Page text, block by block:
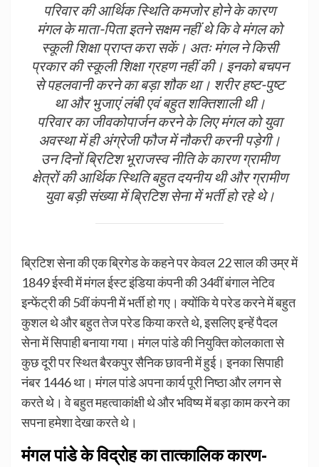
परिवार की आर्थिक स्थिति कमजोर होने के कारण
मंगल के माता-पिता इतने सक्षम नहीं थे कि वे मंगल को
स्कूली शिक्षा प्राप्त करा सकें। अतः मंगल ने किसी
प्रकार की स्कूली शिक्षा ग्रहण नहीं की। इनको बचपन
से पहलवानी करने का बड़ा शौक था। शरीर हष्ट-पुष्ट
था और भुजाएं लंबी एवं बहुत शक्तिशाली थी।
परिवार का जीवकोपार्जन करने के लिए मंगल को युवा
अवस्था में ही अंग्रेजी फौज में नौकरी करनी पड़ेगी।
उन दिनों ब्रिटिश भूराजस्व नीति के कारण ग्रामीण
क्षेत्रों की आर्थिक स्थिति बहुत दयनीय थी और ग्रामीण
युवा बड़ी संख्या में ब्रिटिश सेना में भर्ती हो रहे थे।
ब्रिटिश सेना की एक ब्रिगेड के कहने पर केवल 22 साल की उम्र में
1849 ईस्वी में मंगल ईस्ट इंडिया कंपनी की 34वीं बंगाल नेटिव
इन्फेंट्री की 5वीं कंपनी में भर्ती हो गए। क्योंकि ये परेड करने में बहुत
कुशल थे और बहुत तेज परेड किया करते थे, इसलिए इन्हें पैदल
सेना में सिपाही बनाया गया। मंगल पांडे की नियुक्ति कोलकाता से
कुछ दूरी पर स्थित बैरकपुर सैनिक छावनी में हुई। इनका सिपाही
नंबर 1446 था। मंगल पांडे अपना कार्य पूरी निष्ठा और लगन से
करते थे। वे बहुत महत्वाकांक्षी थे और भविष्य में बड़ा काम करने का
सपना हमेशा देखा करते थे।
मंगल पांडे के विद्रोह का तात्कालिक कारण-